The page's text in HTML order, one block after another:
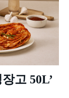
장고 50L’